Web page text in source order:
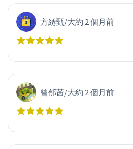
方綉甄/大約 2 個月前
曾郁茜/大約 2 個月前